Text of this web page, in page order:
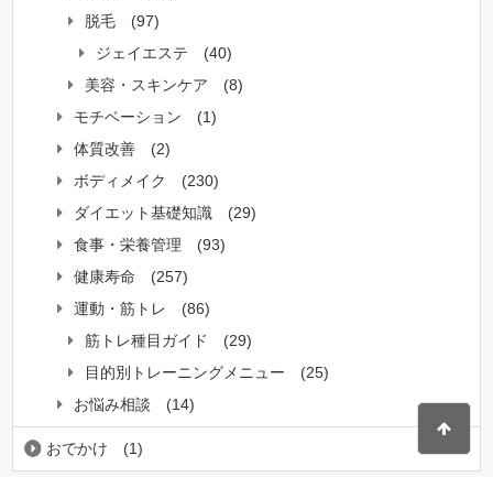
脱毛
(97)
ジェイエステ
(40)
美容・スキンケア
(8)
モチベーション
(1)
体質改善
(2)
ボディメイク
(230)
ダイエット基礎知識
(29)
食事・栄養管理
(93)
健康寿命
(257)
運動・筋トレ
(86)
筋トレ種目ガイド
(29)
目的別トレーニングメニュー
(25)
お悩み相談
(14)
おでかけ (1)